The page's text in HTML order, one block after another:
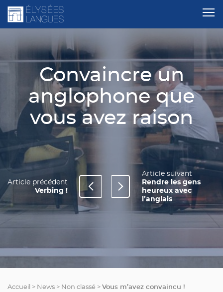
Convaincre un
anglophone que
vous avez raison
Article précédent
Verbing !
Article suivant
Rendre les gens
heureux avec
l’anglais
Accueil > News > Non classé > Vous m’avez convaincu !